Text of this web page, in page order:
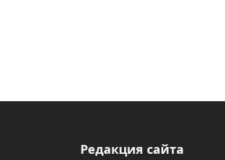
Редакция сайта